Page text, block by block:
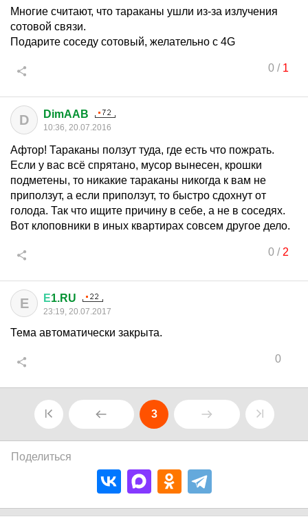
Многие считают, что тараканы ушли из-за излучения
сотовой связи.
Подарите соседу сотовый, желательно с 4G
0/ 1
D DimAAB
10:36, 20.07.2016
Афтор! Тараканы ползут туда, где есть что пожрать.
Если у вас всё спрятано, мусор вынесен, крошки
подметены, то никакие тараканы никогда к вам не
приползут, а если приползут, то быстро сдохнут от
голода. Так что ищите причину в себе, а не в соседях.
Вот клоповники в иных квартирах совсем другое дело.
0/ 2
Е Е1.RU
23:19, 20.07.2017
Тема автоматически закрыта.
0
3
Поделиться